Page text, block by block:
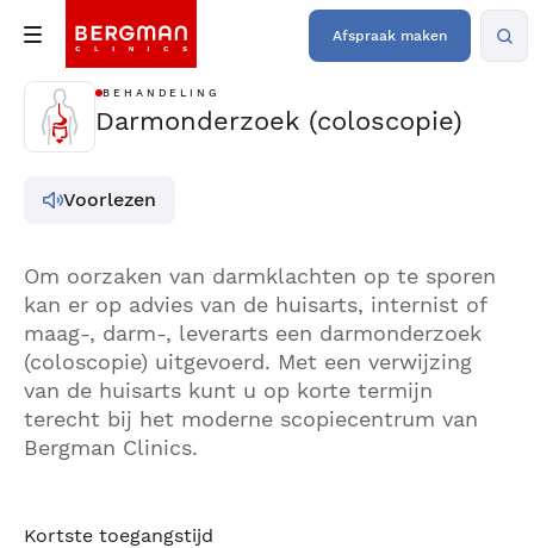
Afspraak maken
BEHANDELING
Darmonderzoek (coloscopie)
Voorlezen
Om oorzaken van darmklachten op te sporen
kan er op advies van de huisarts, internist of
maag-, darm-, leverarts een darmonderzoek
(coloscopie) uitgevoerd. Met een verwijzing
van de huisarts kunt u op korte termijn
terecht bij het moderne scopiecentrum van
Bergman Clinics.
Kortste toegangstijd